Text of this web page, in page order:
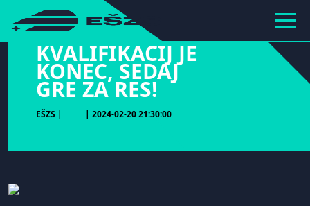
hihiiiiiiiiiii
KVALIFIKACIJ JE
KONEC, SEDAJ
GRE ZA RES!
EŠZS | | 2024-02-20 21:30:00